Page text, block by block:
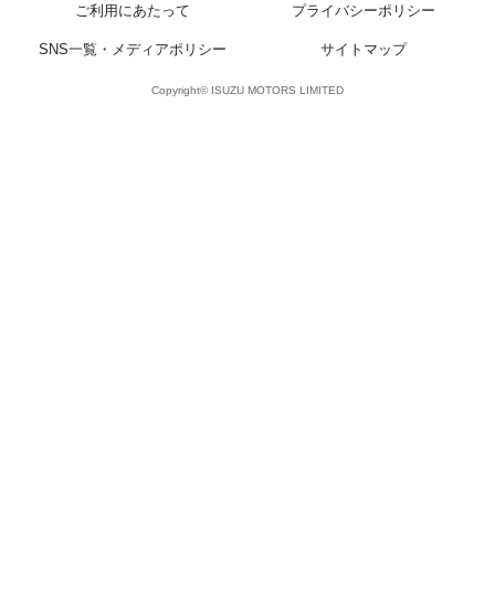
ご利用にあたって プライバシーポリシー
SNS一覧・メディアポリシー サイトマップ
Copyright© ISUZU MOTORS LIMITED